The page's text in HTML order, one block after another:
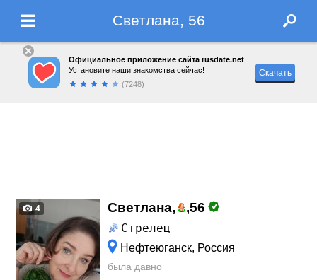
Светлана, 56
Официальное приложение сайта rusdate.net
Установите наши знакомства сейчас!
(7248)
Скачать
4 Светлана, ,56
Стрелец
Нефтеюганск, Россия
была давно